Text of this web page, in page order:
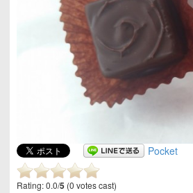
Pocket
Rating: 0.0/5 (0 votes cast)